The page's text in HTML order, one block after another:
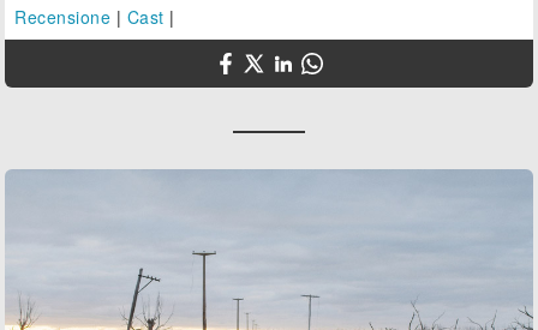
Recensione | Cast |